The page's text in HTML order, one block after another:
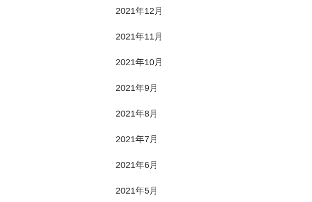
2021年12月
2021年11月
2021年10月
2021年9月
2021年8月
2021年7月
2021年6月
2021年5月